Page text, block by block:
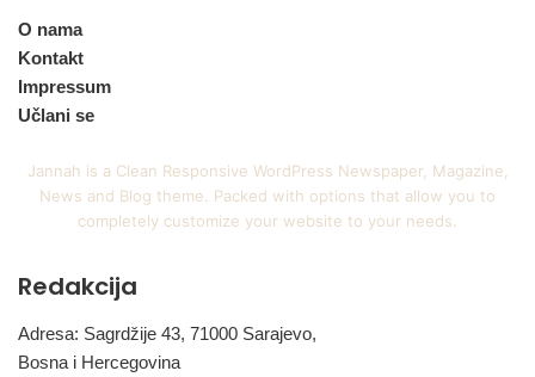
O nama
Kontakt
Impressum
Učlani se
Jannah is a Clean Responsive WordPress Newspaper, Magazine,
News and Blog theme. Packed with options that allow you to
completely customize your website to your needs.
Redakcija
Adresa: Sagrdžije 43, 71000 Sarajevo,
Bosna i Hercegovina